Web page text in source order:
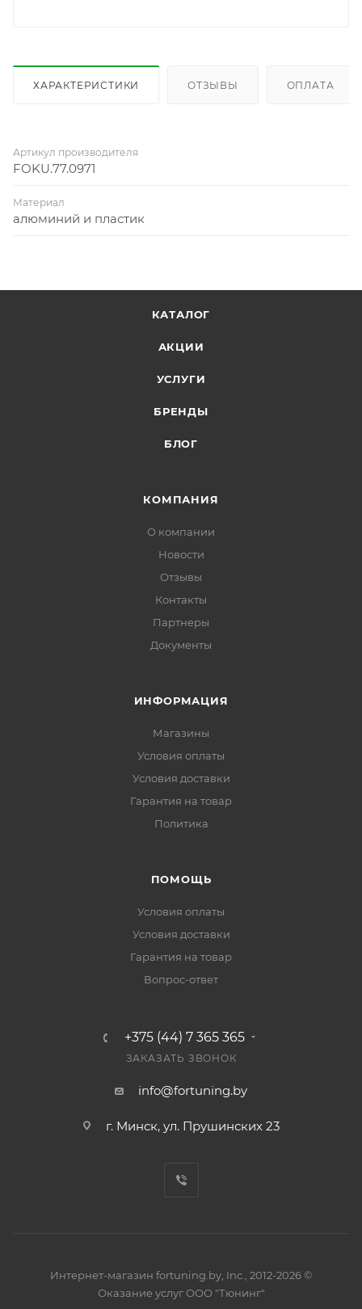
ХАРАКТЕРИСТИКИ ОТЗЫВЫ ОПЛАТА
Артикул производителя
FOKU.77.0971
Материал
алюминий и пластик
КАТАЛОГ
АКЦИИ
УСЛУГИ
БРЕНДЫ
БЛОГ
КОМПАНИЯ
О компании
Новости
Отзывы
Контакты
Партнеры
Документы
ИНФОРМАЦИЯ
Магазины
Условия оплаты
Условия доставки
Гарантия на товар
Политика
ПОМОЩЬ
Условия оплаты
Условия доставки
Гарантия на товар
Вопрос-ответ
+375 (44) 7 365 365
ЗАКАЗАТЬ ЗВОНОК
info@fortuning.by
г. Минск, ул. Прушинских 23
Интернет-магазин fortuning.by, Inc., 2012-2026 ©
Оказание услуг ООО "Тюнинг"